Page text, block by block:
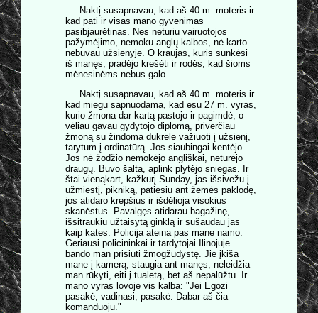
Naktį susapnavau, kad aš 40 m. moteris ir
kad pati ir visas mano gyvenimas
pasibjaurėtinas. Nes neturiu vairuotojos
pažymėjimo, nemoku anglų kalbos, nė karto
nebuvau užsienyje. O kraujas, kuris sunkėsi
iš manęs, pradėjo krešėti ir rodės, kad šioms
mėnesinėms nebus galo.
Naktį susapnavau, kad aš 40 m. moteris ir
kad miegu sapnuodama, kad esu 27 m. vyras,
kurio žmona dar kartą pastojo ir pagimdė, o
vėliau gavau gydytojo diplomą, priverčiau
žmoną su žindoma dukrele važiuoti į užsienį,
tarytum į ordinatūrą. Jos siaubingai kentėjo.
Jos nė žodžio nemokėjo angliškai, neturėjo
draugų. Buvo šalta, aplink plytėjo sniegas. Ir
štai vienąkart, kažkurį Sunday, jas išsivežu į
užmiestį, pikniką, patiesiu ant žemės paklodę,
jos atidaro krepšius ir išdėlioja visokius
skanėstus. Pavalgęs atidarau bagažinę,
išsitraukiu užtaisytą ginklą ir sušaudau jas
kaip kates. Policija ateina pas mane namo.
Geriausi policininkai ir tardytojai Ilinojuje
bando man prisiūti žmogžudystę. Jie įkiša
mane į kamerą, staugia ant manęs, neleidžia
man rūkyti, eiti į tualetą, bet aš nepalūžtu. Ir
mano vyras lovoje vis kalba: "Jei Egozi
pasakė, vadinasi, pasakė. Dabar aš čia
komanduoju."